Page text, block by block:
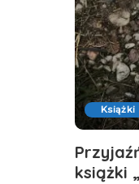
Książki
książki